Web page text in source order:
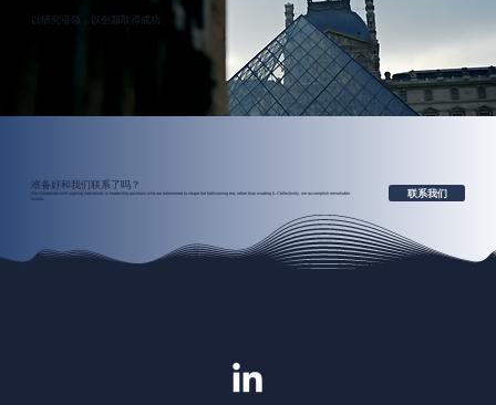
以研究引领，以创新取得成功。
准备好和我们联系了吗？
We collaborate with aspiring individuals in leadership positions who are determined to shape the forthcoming era, rather than evading it. Collectively, we accomplish remarkable
results.
联系我们